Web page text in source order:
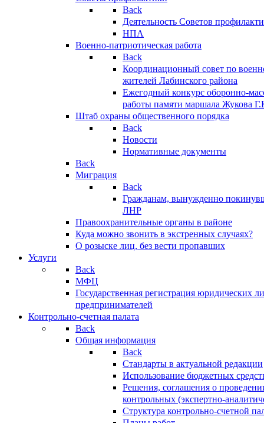
Back
Деятельность Советов
НПА
Военно-патриотическая работа
Back
Координационный совет по
жителей Лабинского района
Ежегодный конкурс оборонно-
работы памяти маршала Жукова
Штаб охраны общественного порядка
Back
Новости
Нормативные документы
Back
Миграция
Back
Гражданам, вынужденно
ЛНР
Правоохранительные органы в районе
Куда можно звонить в экстренных случаях?
О розыске лиц, без вести пропавших
Услуги
Back
МФЦ
Государственная регистрация юридических
предпринимателей
Контрольно-счетная палата
Back
Общая информация
Back
Стандарты в актуальной редакции
Использование бюджетных
Решения, соглашения о
контрольных (экспертно-
Структура контрольно-счетной